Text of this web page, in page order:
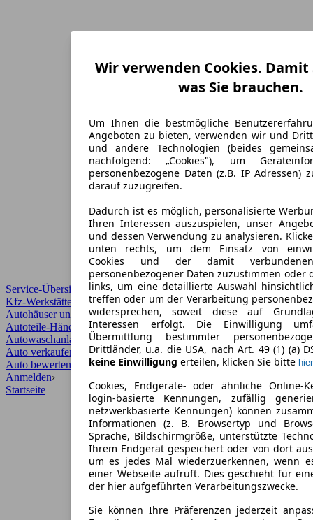
Service-Übersicht
Kfz-Werkstätten
Autohäuser und Händler
Autoteile-Händler
Autowaschanlagen
Auto verkaufen
Auto bewerten
Anmelden›
Startseite
Wir verwenden Cookies.
was Sie brauchen.
Um Ihnen die bestmögliche
Angeboten zu bieten, verwenden wir und
und andere Technologien (beides
nachfolgend: „Cookies"), um
personenbezogene Daten (z.B. IP Adressen)
darauf zuzugreifen.
Dadurch ist es möglich, personalisierte
Ihren Interessen auszuspielen, unser
und dessen Verwendung zu analysieren.
unten rechts, um dem Einsatz von
Cookies und der damit
personenbezogener Daten zuzustimmen oder
links, um eine detaillierte Auswahl
treffen oder um der Verarbeitung
widersprechen, soweit diese auf
Interessen erfolgt. Die Einwilligung
Übermittlung bestimmter
Drittländer, u.a. die USA, nach Art. 49 (1) (a)
keine Einwilligung erteilen, klicken Sie bitte hier
Cookies, Endgeräte- oder ähnliche Online-
login-basierte Kennungen, zufällig
netzwerkbasierte Kennungen) können
Informationen (z. B. Browsertyp und
Sprache, Bildschirmgröße, unterstützte
Ihrem Endgerät gespeichert oder von dort
um es jedes Mal wiederzuerkennen, wenn
einer Webseite aufruft. Dies geschieht für
der hier aufgeführten Verarbeitungszwecke.
Sie können Ihre Präferenzen jederzeit